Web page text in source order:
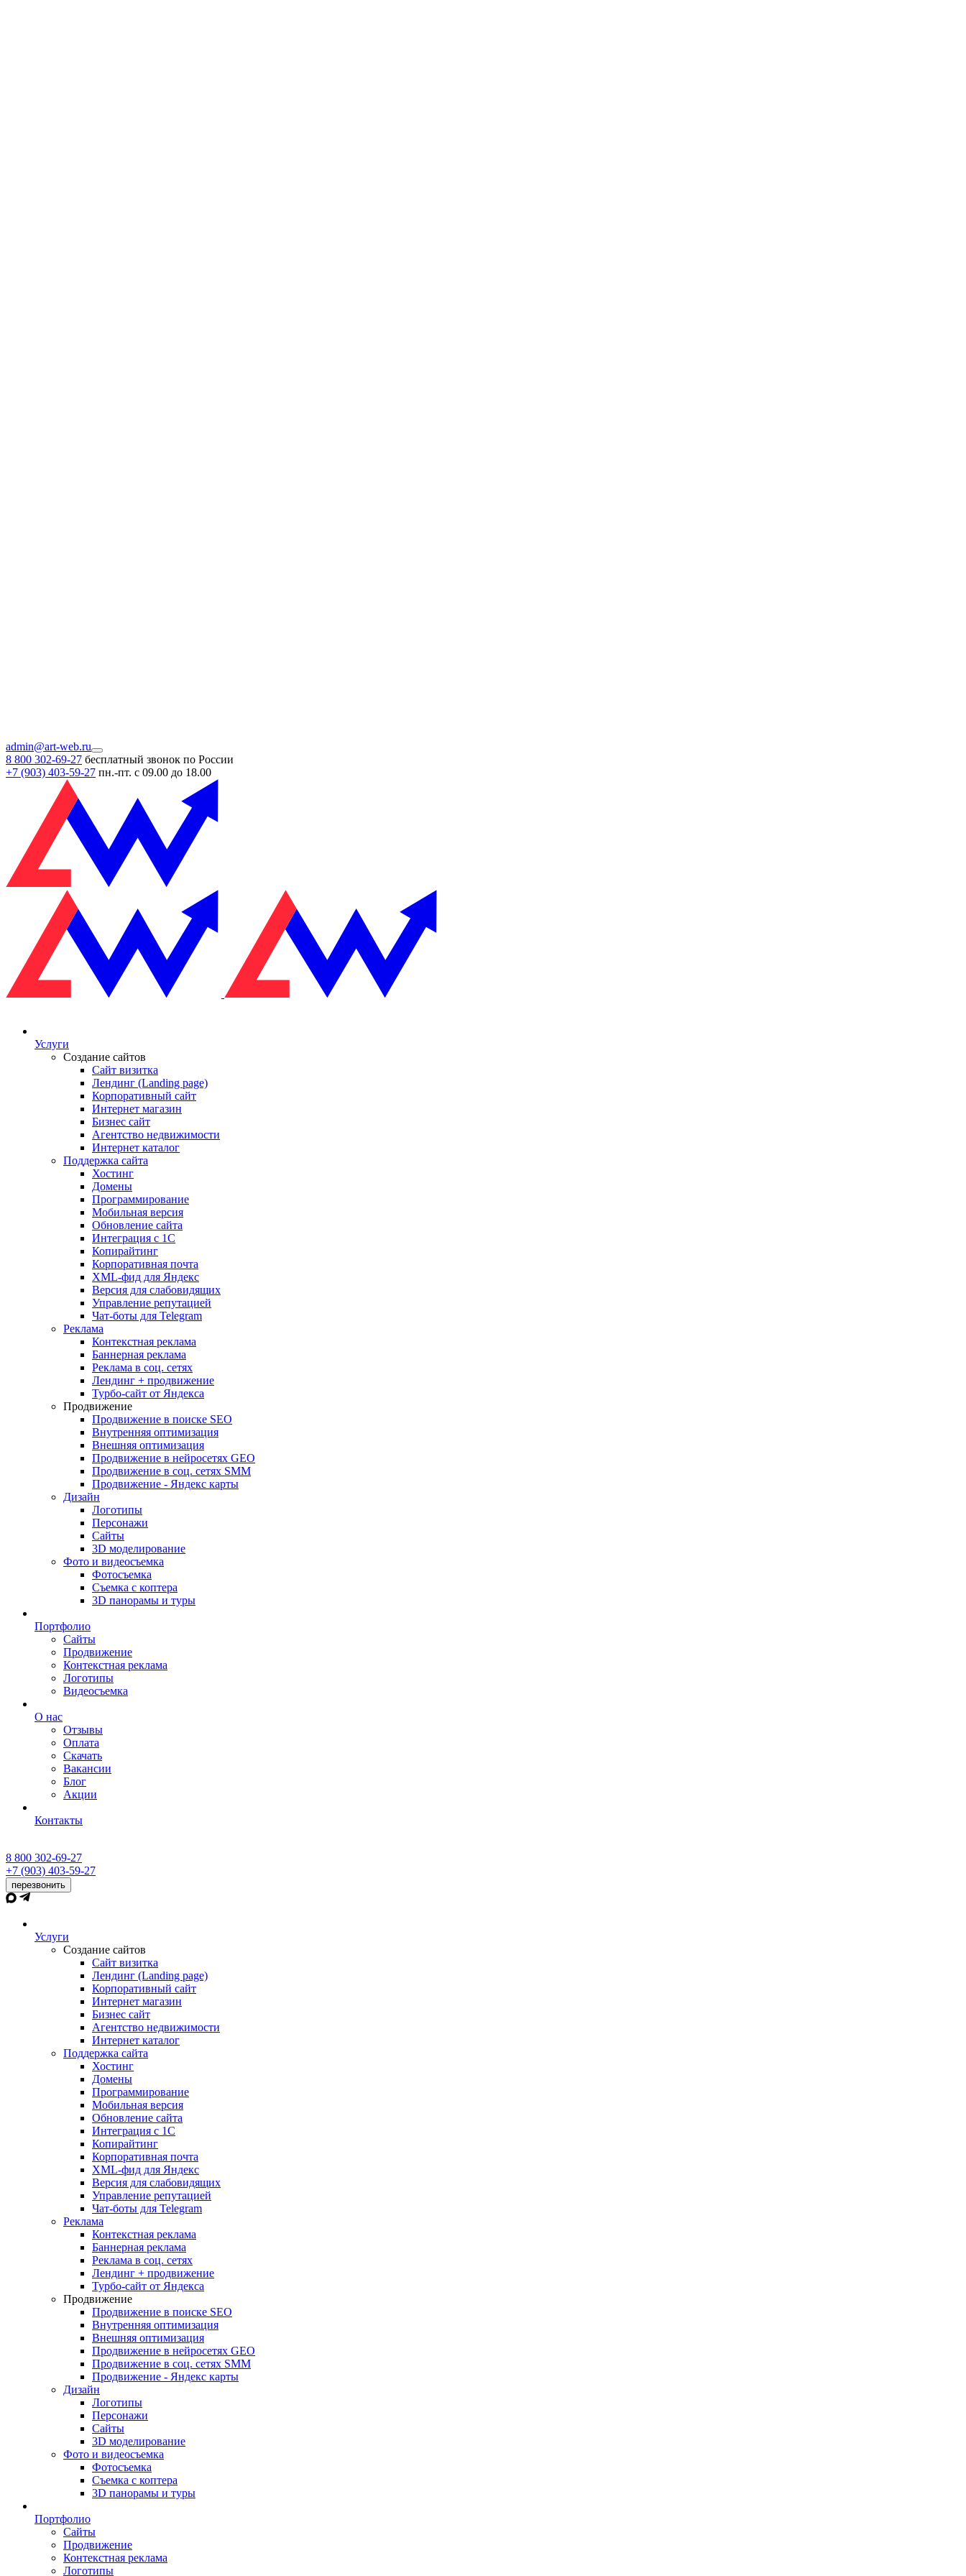
admin@art-web.ru
8 800 302-69-27 бесплатный звонок по России
+7 (903) 403-59-27 пн.-пт. с 09.00 до 18.00
Услуги
Создание сайтов
Сайт визитка
Лендинг (Landing page)
Корпоративный сайт
Интернет магазин
Бизнес сайт
Агентство недвижимости
Интернет каталог
Поддержка сайта
Хостинг
Домены
Программирование
Мобильная версия
Обновление сайта
Интеграция с 1С
Копирайтинг
Корпоративная почта
XML-фид для Яндекс
Версия для слабовидящих
Управление репутацией
Чат-боты для Telegram
Реклама
Контекстная реклама
Баннерная реклама
Реклама в соц. сетях
Лендинг + продвижение
Турбо-сайт от Яндекса
Продвижение
Продвижение в поиске SEO
Внутренняя оптимизация
Внешняя оптимизация
Продвижение в нейросетях GEO
Продвижение в соц. сетях SMM
Продвижение - Яндекс карты
Дизайн
Логотипы
Персонажи
Сайты
3D моделирование
Фото и видеосъемка
Фотосъемка
Съемка с коптера
3D панорамы и туры
Портфолио
Сайты
Продвижение
Контекстная реклама
Логотипы
Видеосъемка
О нас
Отзывы
Оплата
Скачать
Вакансии
Блог
Акции
Контакты
8 800 302-69-27
+7 (903) 403-59-27
перезвонить
Услуги
Создание сайтов
Сайт визитка
Лендинг (Landing page)
Корпоративный сайт
Интернет магазин
Бизнес сайт
Агентство недвижимости
Интернет каталог
Поддержка сайта
Хостинг
Домены
Программирование
Мобильная версия
Обновление сайта
Интеграция с 1С
Копирайтинг
Корпоративная почта
XML-фид для Яндекс
Версия для слабовидящих
Управление репутацией
Чат-боты для Telegram
Реклама
Контекстная реклама
Баннерная реклама
Реклама в соц. сетях
Лендинг + продвижение
Турбо-сайт от Яндекса
Продвижение
Продвижение в поиске SEO
Внутренняя оптимизация
Внешняя оптимизация
Продвижение в нейросетях GEO
Продвижение в соц. сетях SMM
Продвижение - Яндекс карты
Дизайн
Логотипы
Персонажи
Сайты
3D моделирование
Фото и видеосъемка
Фотосъемка
Съемка с коптера
3D панорамы и туры
Портфолио
Сайты
Продвижение
Контекстная реклама
Логотипы